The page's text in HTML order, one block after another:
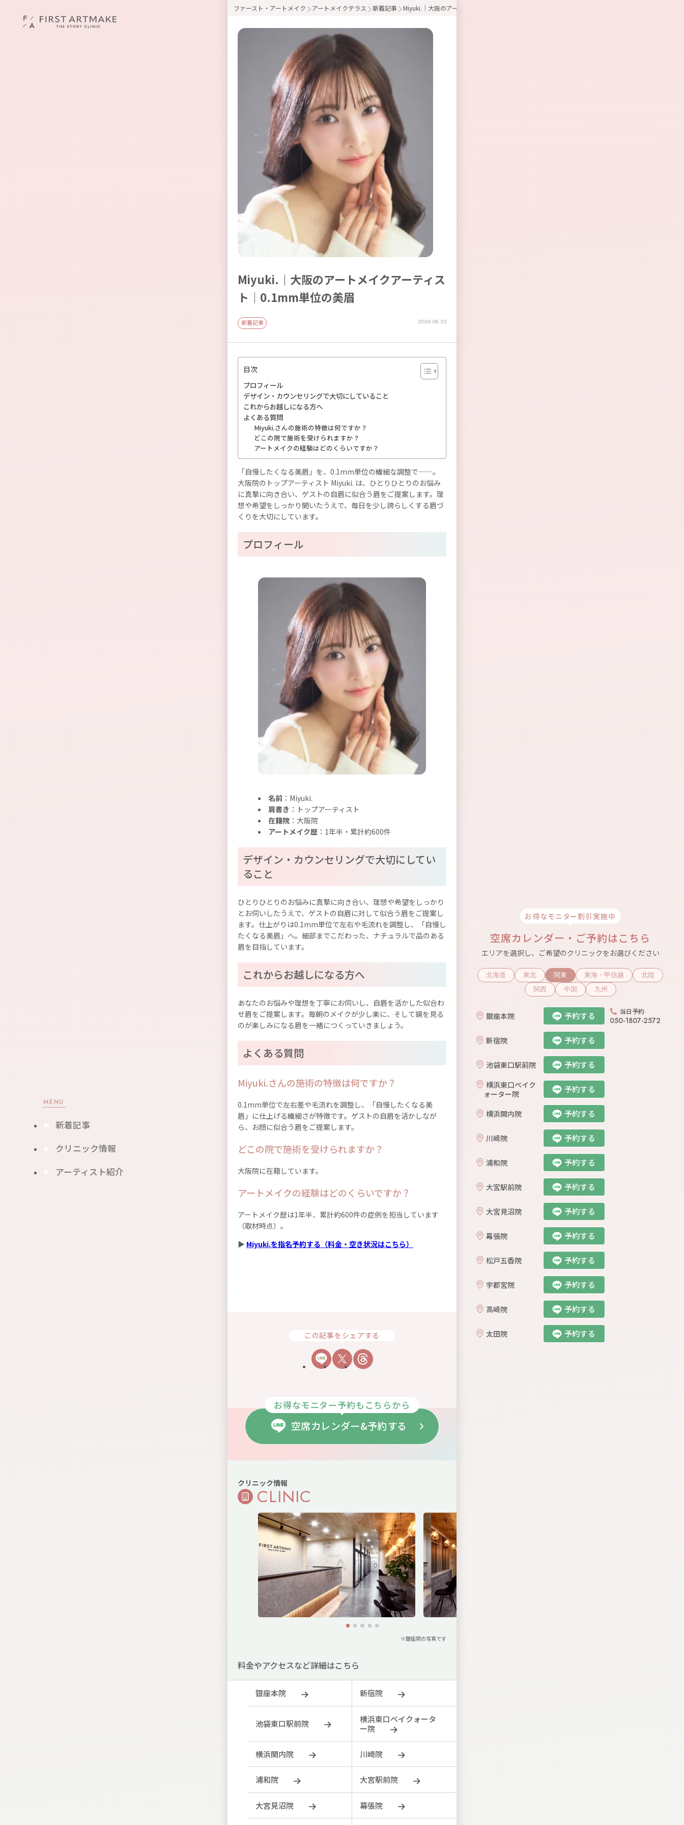
MENU
新着記事
クリニック情報
アーティスト紹介
ファースト・アートメイク アートメイクテラス 新着記事 Miyuki.｜大阪のアートメイクアーティスト｜0.1mm単位の美眉
Miyuki.｜大阪のアートメイクアーティス
ト｜0.1mm単位の美眉
新着記事 2026.06.23
目次
プロフィール
デザイン・カウンセリングで大切にしていること
これからお越しになる方へ
よくある質問
Miyuki.さんの施術の特徴は何ですか？
どこの院で施術を受けられますか？
アートメイクの経験はどのくらいですか？
「自慢したくなる美眉」を、0.1mm単位の繊細な調整で——。
大阪院のトップアーティスト Miyuki. は、ひとりひとりのお悩み
に真摯に向き合い、ゲストの自眉に似合う眉をご提案します。理
想や希望をしっかり聞いたうえで、毎日を少し誇らしくする眉づ
くりを大切にしています。
プロフィール
名前 ：Miyuki.
肩書き ：トップアーティスト
在籍院 ：大阪院
アートメイク歴 ：1年半・累計約600件
デザイン・カウンセリングで大切にしてい
ること
ひとりひとりのお悩みに真摯に向き合い、理想や希望をしっかり
とお伺いしたうえで、ゲストの自眉に対して似合う眉をご提案し
ます。仕上がりは0.1mm単位で左右や毛流れを調整し、「自慢し
たくなる美眉」へ。細部までこだわった、ナチュラルで品のある
眉を目指しています。
これからお越しになる方へ
あなたのお悩みや理想を丁寧にお伺いし、自眉を活かした似合わ
せ眉をご提案します。毎朝のメイクが少し楽に、そして鏡を見る
のが楽しみになる眉を一緒につくっていきましょう。
よくある質問
Miyuki.さんの施術の特徴は何ですか？
0.1mm単位で左右差や毛流れを調整し、「自慢したくなる美
眉」に仕上げる繊細さが特徴です。ゲストの自眉を活かしなが
ら、お顔に似合う眉をご提案します。
どこの院で施術を受けられますか？
大阪院に在籍しています。
アートメイクの経験はどのくらいですか？
アートメイク歴は1年半、累計約600件の症例を担当しています
（取材時点）。
▶ Miyuki.を指名予約する（料金・空き状況はこちら）
この記事をシェアする
お得なモニター予約もこちらから
空席カレンダー&予約する
クリニック情報
CLINIC
1 2 3 4 5
※銀座院の写真です
料金やアクセスなど詳細はこちら
銀座本院 新宿院
池袋東口駅前院
横浜東口ベイクォータ
ー院
横浜関内院 川崎院
浦和院 大宮駅前院
大宮見沼院 幕張院
お得なモニター割引実施中
空席カレンダー・ご予約はこちら
エリアを選択し、ご希望のクリニックをお選びください
北海道 東北 関東 東海・甲信越
北陸
関西
中国 九州
銀座本院 予約する 当日予約
050-1807-2572
新宿院
予約する
池袋東口駅前院 予約する
横浜東口ベイク
ォーター院
予約する
横浜関内院 予約する
川崎院 予約する
浦和院 予約する
大宮駅前院 予約する
大宮見沼院 予約する
幕張院 予約する
松戸五香院 予約する
宇都宮院 予約する
⾼崎院 予約する
太田院 予約する